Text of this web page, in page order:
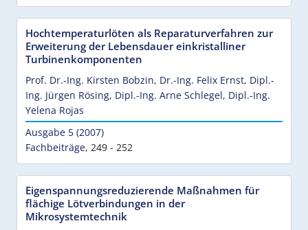
Hochtemperaturlöten als Reparaturverfahren zur
Erweiterung der Lebensdauer einkristalliner
Turbinenkomponenten
Prof. Dr.-Ing. Kirsten Bobzin, Dr.-Ing. Felix Ernst, Dipl.-
Ing. Jürgen Rösing, Dipl.-Ing. Arne Schlegel, Dipl.-Ing.
Yelena Rojas
Ausgabe 5 (2007)
Fachbeiträge, 249 - 252
Eigenspannungsreduzierende Maßnahmen für
flächige Lötverbindungen in der
Mikrosystemtechnik